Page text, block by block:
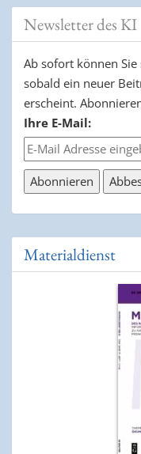
Newsletter des KI
Ab sofort können
sobald ein neuer
erscheint.
Ihre E-Mail:
Materialdienst